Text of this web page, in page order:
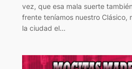
vez, que esa mala suerte
frente teníamos nuestro Clásico,
la ciudad el…